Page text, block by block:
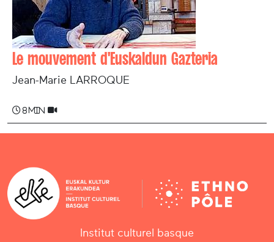
Le mouvement d'Euskaldun Gazteria
Jean-Marie LARROQUE
8 min
Institut culturel basque